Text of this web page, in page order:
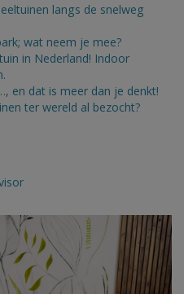
langs de snelweg
wat neem je mee?
in Nederland! Indoor
en dat is meer dan je denkt!
ter wereld al bezocht?